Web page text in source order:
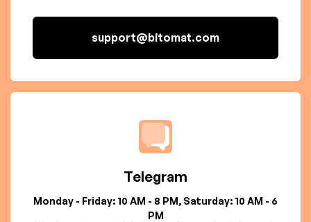
support@bitomat.com
Telegram
Monday - Friday: 10 AM - 8 PM, Saturday: 10 AM - 6
PM